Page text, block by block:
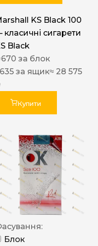
KS Black 100
класичні сигарети
Black
670 за блок
635 за ящик≈ 28 575
Купити
Блок